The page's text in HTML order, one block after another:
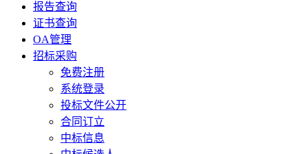
报告查询
证书查询
OA管理
招标采购
免费注册
系统登录
投标文件公开
合同订立
中标信息